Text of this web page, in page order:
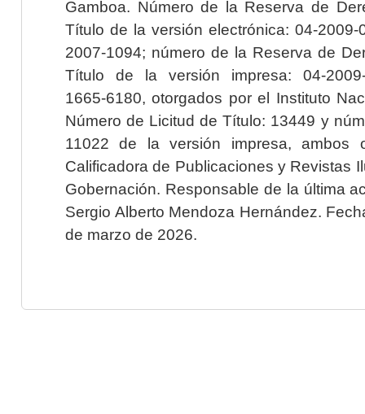
Gamboa. Número de la Reserva de
Título de la versión electrónica: 04-2009-
2007-1094; número de la Reserva de
Título de la versión impresa: 04-2009-
1665-6180, otorgados por el Instituto
Número de Licitud de Título: 13449 y
11022 de la versión impresa, ambos
Calificadora de Publicaciones y Revistas
Gobernación. Responsable de la última
Sergio Alberto Mendoza Hernández.
de marzo de 2026.